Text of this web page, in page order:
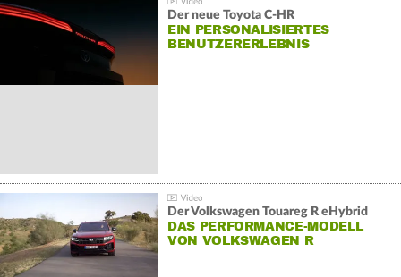
Der neue Toyota C-HR
EIN PERSONALISIERTES
BENUTZERERLEBNIS
Der Volkswagen Touareg R eHybrid
DAS PERFORMANCE-MODELL
VON VOLKSWAGEN R